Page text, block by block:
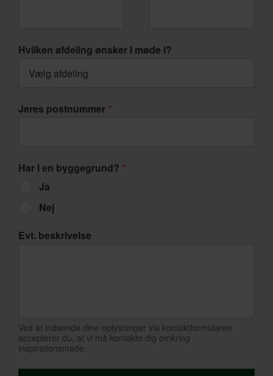
Hvilken afdeling ønsker I møde i?
Jeres postnummer *
Har I en byggegrund? *
Ja
Nej
Evt. beskrivelse
Ved at indsende dine oplysninger via kontaktformularen
accepterer du, at vi må kontakte dig omkring
inspirationsmøde.